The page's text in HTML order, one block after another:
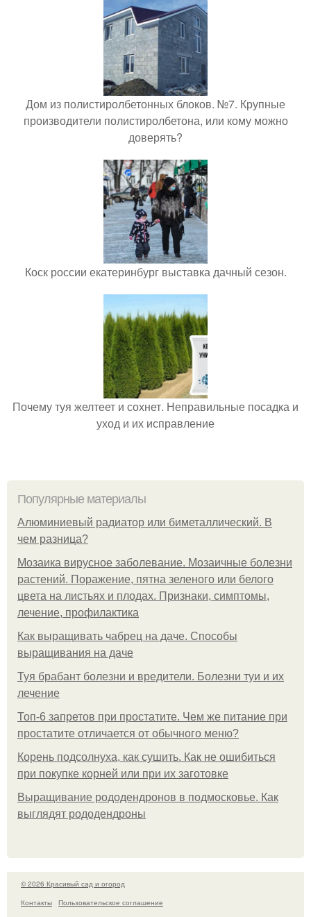
Дом из полистиролбетонных блоков. №7. Крупные
производители полистиролбетона, или кому можно
доверять?
Коск россии екатеринбург выставка дачный сезон.
Почему туя желтеет и сохнет. Неправильные посадка и
уход и их исправление
Популярные материалы
Алюминиевый радиатор или биметаллический. В
чем разница?
Мозаика вирусное заболевание. Мозаичные болезни
растений. Поражение, пятна зеленого или белого
цвета на листьях и плодах. Признаки, симптомы,
лечение, профилактика
Как выращивать чабрец на даче. Способы
выращивания на даче
Туя брабант болезни и вредители. Болезни туи и их
лечение
Топ-6 запретов при простатите. Чем же питание при
простатите отличается от обычного меню?
Корень подсолнуха, как сушить. Как не ошибиться
при покупке корней или при их заготовке
Выращивание рододендронов в подмосковье. Как
выглядят рододендроны
© 2026 Красивый сад и огород
Контакты
Пользовательское соглашение